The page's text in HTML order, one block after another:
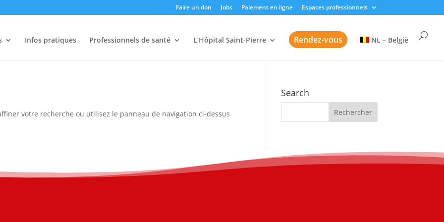
Faire un don Jobs Paiement en ligne Espaces professionnels
Infos pratiques Professionnels de santé L’Hôpital Saint-Pierre Rendez-vous NL – België
votre recherche ou utilisez le panneau de navigation ci-dessus
Search